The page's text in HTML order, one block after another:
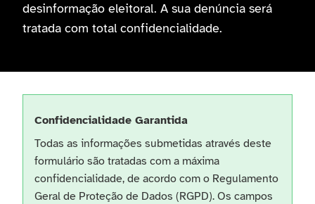
desinformação eleitoral. A sua denúncia será
tratada com total confidencialidade.
Confidencialidade Garantida
Todas as informações submetidas através deste
formulário são tratadas com a máxima
confidencialidade, de acordo com o Regulamento
Geral de Proteção de Dados (RGPD). Os campos